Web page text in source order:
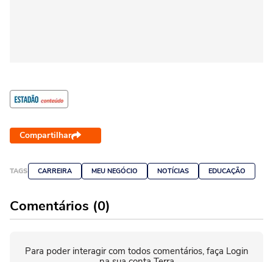
Compartilhar
TAGS CARREIRA MEU NEGÓCIO NOTÍCIAS EDUCAÇÃO
Comentários (0)
Para poder interagir com todos comentários, faça Login